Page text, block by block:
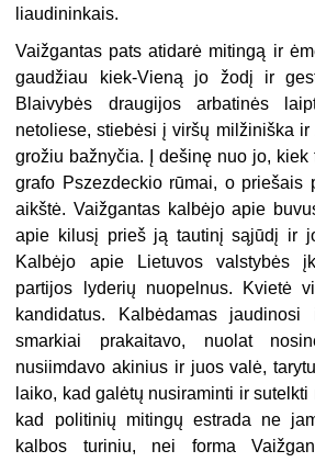
liaudininkais.
Vaižgantas pats atidarė mitingą ir
gaudžiau kiek-Vieną jo žodį ir
Blaivybės draugijos arbatinės
netoliese, stiebėsi į viršų milžiniška
grožiu bažnyčia. Į dešinę nuo jo,
grafo Pszezdeckio rūmai, o priešais
aikštė. Vaižgantas kalbėjo apie
apie kilusį prieš ją tautinį sąjūdį ir
Kalbėjo apie Lietuvos valstybės
partijos lyderių nuopelnus. Kvietė
kandidatus. Kalbėdamas
smarkiai prakaitavo, nuolat
nusiimdavo akinius ir juos valė,
laiko, kad galėtų nusiraminti ir
kad politinių mitingų estrada ne
kalbos turiniu, nei forma